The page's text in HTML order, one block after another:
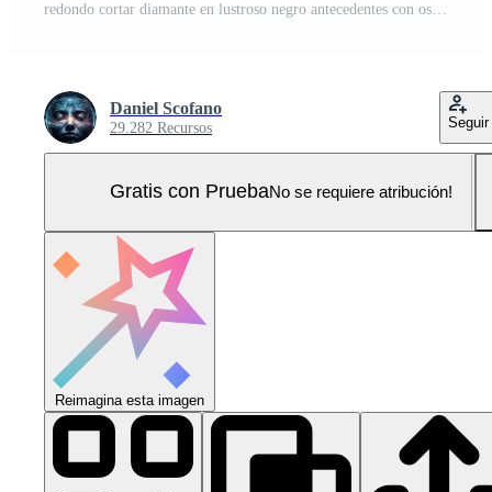
Daniel Scofano
29.282 Recursos Seguir
Gratis con PruebaNo se requiere atribución!
Reimagina esta imagen